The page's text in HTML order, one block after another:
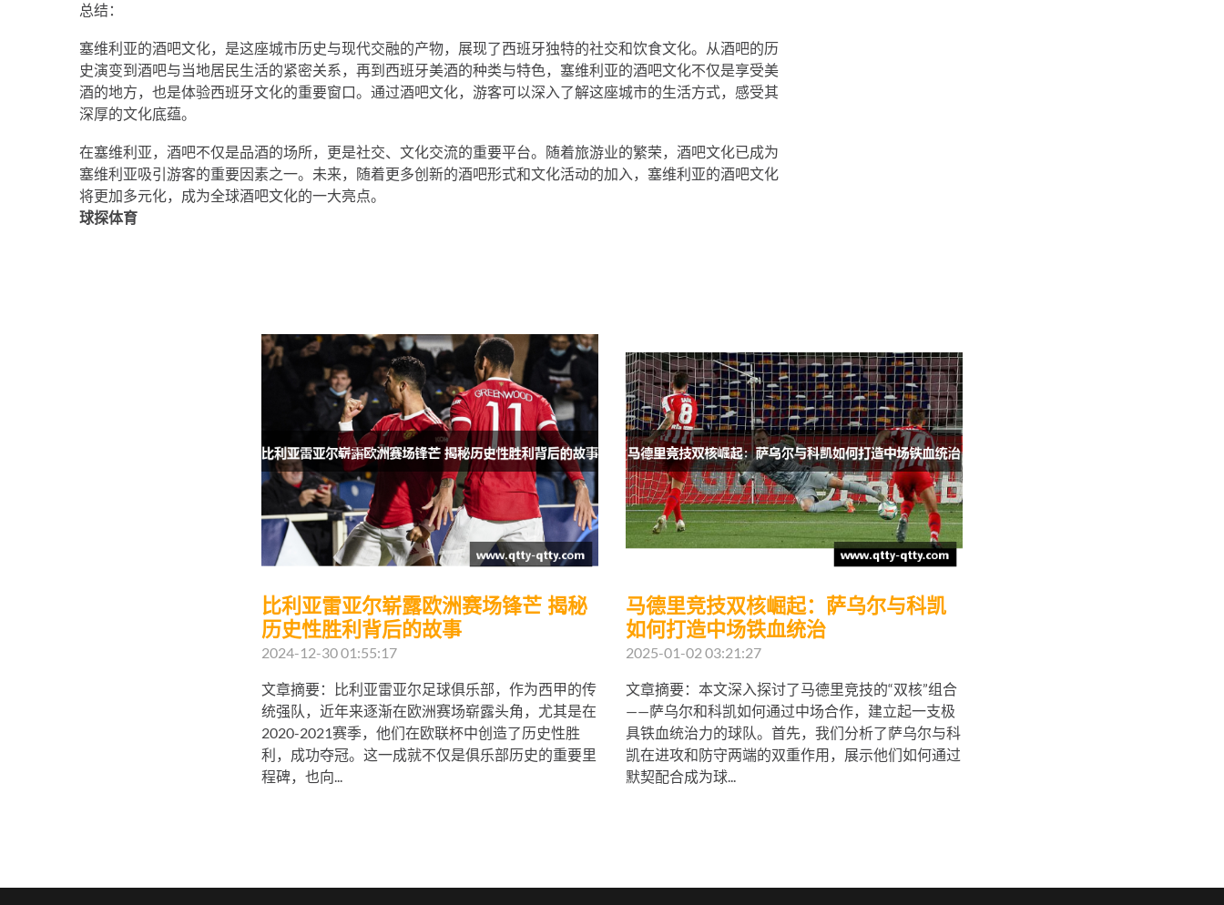
总结：
塞维利亚的酒吧文化，是这座城市历史与现代交融的产物，展现了西班牙独特的社交和饮食文化。从酒吧的历
史演变到酒吧与当地居民生活的紧密关系，再到西班牙美酒的种类与特色，塞维利亚的酒吧文化不仅是享受美
酒的地方，也是体验西班牙文化的重要窗口。通过酒吧文化，游客可以深入了解这座城市的生活方式，感受其
深厚的文化底蕴。
在塞维利亚，酒吧不仅是品酒的场所，更是社交、文化交流的重要平台。随着旅游业的繁荣，酒吧文化已成为
塞维利亚吸引游客的重要因素之一。未来，随着更多创新的酒吧形式和文化活动的加入，塞维利亚的酒吧文化
将更加多元化，成为全球酒吧文化的一大亮点。
球探体育
比利亚雷亚尔崭露欧洲赛场锋芒 揭秘
历史性胜利背后的故事
2024-12-30 01:55:17
文章摘要：比利亚雷亚尔足球俱乐部，作为西甲的传
统强队，近年来逐渐在欧洲赛场崭露头角，尤其是在
2020-2021赛季，他们在欧联杯中创造了历史性胜
利，成功夺冠。这一成就不仅是俱乐部历史的重要里
程碑，也向...
马德里竞技双核崛起：萨乌尔与科凯
如何打造中场铁血统治
2025-01-02 03:21:27
文章摘要：本文深入探讨了马德里竞技的“双核”组合
——萨乌尔和科凯如何通过中场合作，建立起一支极
具铁血统治力的球队。首先，我们分析了萨乌尔与科
凯在进攻和防守两端的双重作用，展示他们如何通过
默契配合成为球...